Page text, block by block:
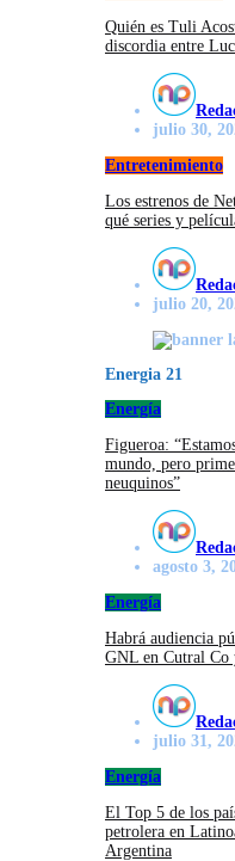
Quién es Tuli
discordia entre
julio 30,
Entretenimiento
Los estrenos de
qué series y
julio 20,
Energia 21
Energía
Figueroa:
mundo, pero
neuquinos”
agosto 3,
Energía
Habrá audiencia
GNL en Cutral Co
julio 31,
Energía
El Top 5 de los
petrolera en
Argentina